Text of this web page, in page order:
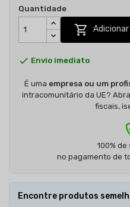
Quantidade
 Adicionar
 Envio imediato
É uma empresa ou um
intracomunitário da UE?
fiscais,
100%
no pagamento de
Encontre produtos